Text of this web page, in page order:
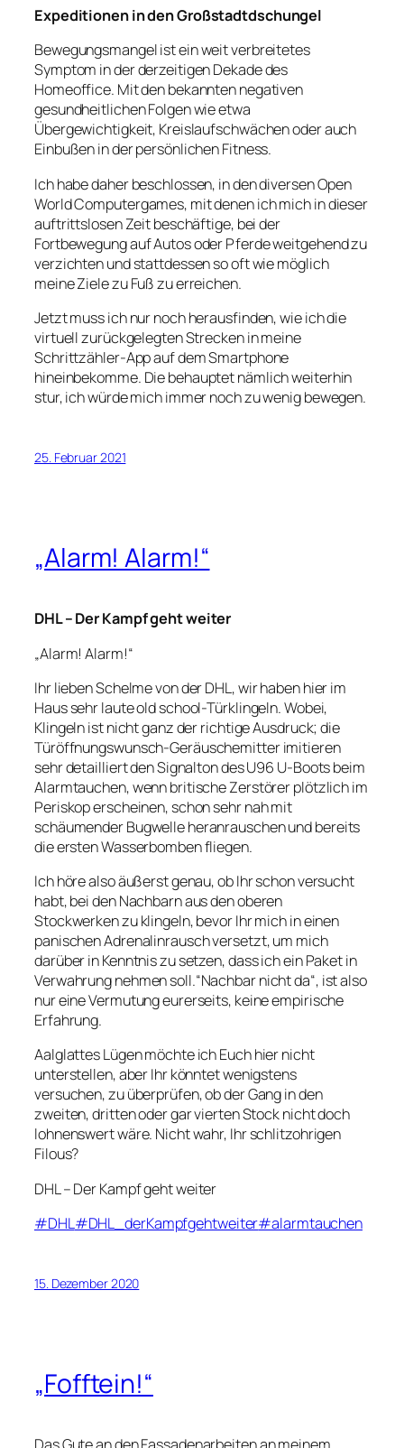
Expeditionen in den Großstadtdschungel
Bewegungsmangel ist ein weit verbreitetes
Symptom in der derzeitigen Dekade des
Homeoffice. Mit den bekannten negativen
gesundheitlichen Folgen wie etwa
Übergewichtigkeit, Kreislaufschwächen oder auch
Einbußen in der persönlichen Fitness.
Ich habe daher beschlossen, in den diversen Open
World Computergames, mit denen ich mich in dieser
auftrittslosen Zeit beschäftige, bei der
Fortbewegung auf Autos oder Pferde weitgehend zu
verzichten und stattdessen so oft wie möglich
meine Ziele zu Fuß zu erreichen.
Jetzt muss ich nur noch herausfinden, wie ich die
virtuell zurückgelegten Strecken in meine
Schrittzähler-App auf dem Smartphone
hineinbekomme. Die behauptet nämlich weiterhin
stur, ich würde mich immer noch zu wenig bewegen.
25. Februar 2021
„Alarm! Alarm!“
DHL – Der Kampf geht weiter
„Alarm! Alarm!“
Ihr lieben Schelme von der DHL, wir haben hier im
Haus sehr laute old school-Türklingeln. Wobei,
Klingeln ist nicht ganz der richtige Ausdruck; die
Türöffnungswunsch-Geräuschemitter imitieren
sehr detailliert den Signalton des U96 U-Boots beim
Alarmtauchen, wenn britische Zerstörer plötzlich im
Periskop erscheinen, schon sehr nah mit
schäumender Bugwelle heranrauschen und bereits
die ersten Wasserbomben fliegen.
Ich höre also äußerst genau, ob Ihr schon versucht
habt, bei den Nachbarn aus den oberen
Stockwerken zu klingeln, bevor Ihr mich in einen
panischen Adrenalinrausch versetzt, um mich
darüber in Kenntnis zu setzen, dass ich ein Paket in
Verwahrung nehmen soll.“Nachbar nicht da“, ist also
nur eine Vermutung eurerseits, keine empirische
Erfahrung.
Aalglattes Lügen möchte ich Euch hier nicht
unterstellen, aber Ihr könntet wenigstens
versuchen, zu überprüfen, ob der Gang in den
zweiten, dritten oder gar vierten Stock nicht doch
lohnenswert wäre. Nicht wahr, Ihr schlitzohrigen
Filous?
DHL – Der Kampf geht weiter
#DHL#DHL_derKampfgehtweiter#alarmtauchen
15. Dezember 2020
„Fofftein!“